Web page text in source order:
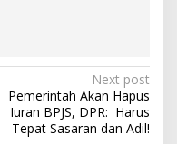
Next post
Pemerintah Akan Hapus
Iuran BPJS, DPR: Harus
Tepat Sasaran dan Adil!